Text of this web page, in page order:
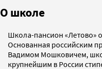
О школе
Школа-пансион «Летово»
Основанная российским
Вадимом Мошковичем,
крупнейшим в России